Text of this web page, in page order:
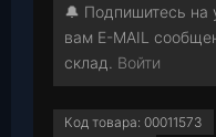
🔔 Подпишитесь на
вам E-MAIL
склад. Войти
Код товара: 00011573